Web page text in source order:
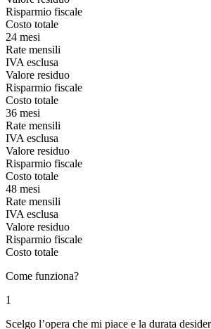
Risparmio fiscale
Costo totale
24 mesi
Rate mensili
IVA esclusa
Valore residuo
Risparmio fiscale
Costo totale
36 mesi
Rate mensili
IVA esclusa
Valore residuo
Risparmio fiscale
Costo totale
48 mesi
Rate mensili
IVA esclusa
Valore residuo
Risparmio fiscale
Costo totale
Come funziona?
1
Scelgo l’opera che mi piace e la durata